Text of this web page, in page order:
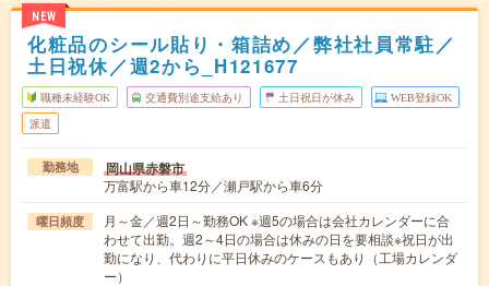
NEW
化粧品のシール貼り・箱詰め／弊社社員常駐／
土日祝休／週2から_H121677
職種未経験OK 交通費別途支給あり 土日祝日が休み WEB登録OK
派遣
勤務地 岡山県赤磐市
万富駅から車12分／瀬戸駅から車6分
曜日頻度
月～金／週2日～勤務OK ※週5の場合は会社カレンダーに合
わせて出勤。週2～4日の場合は休みの日を要相談※祝日が出
勤になり、代わりに平日休みのケースもあり（工場カレンダ
ー）